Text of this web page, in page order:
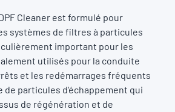
Cleaner est formulé pour
systèmes de filtres à particules
important pour les
utilisés pour la conduite
et les redémarrages fréquents
de particules d'échappement qui
de régénération et de